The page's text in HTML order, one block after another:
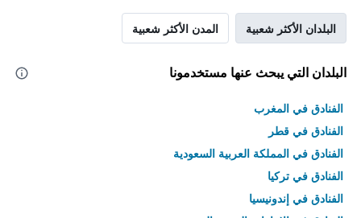
البلدان الأكثر شعبية المدن الأكثر شعبية
البلدان التي يبحث عنها مستخدمونا
الفنادق في المغرب
الفنادق في قطر
الفنادق في المملكة العربية السعودية
الفنادق في تركيا
الفنادق في إندونيسيا